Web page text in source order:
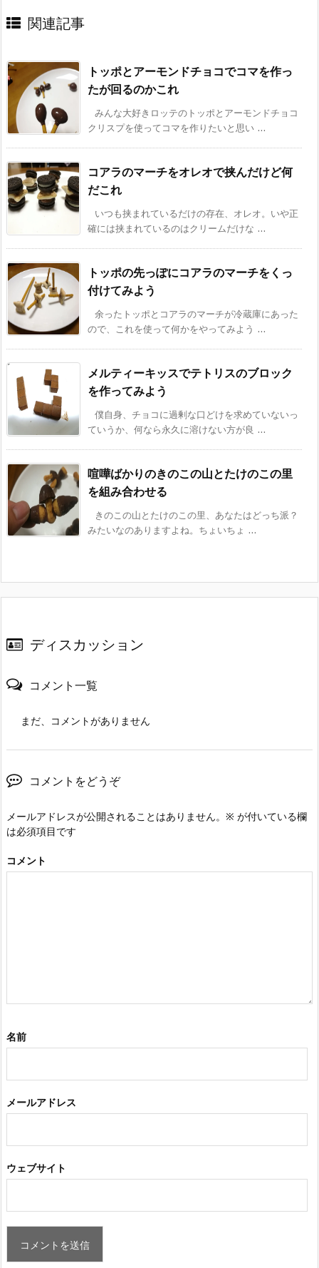
関連記事
トッポとアーモンドチョコでコマを作っ
たが回るのかこれ
みんな大好きロッテのトッポとアーモンドチョコ
クリスプを使ってコマを作りたいと思い ...
コアラのマーチをオレオで挟んだけど何
だこれ
いつも挟まれているだけの存在、オレオ。いや正
確には挟まれているのはクリームだけな ...
トッポの先っぽにコアラのマーチをくっ
付けてみよう
余ったトッポとコアラのマーチが冷蔵庫にあった
ので、これを使って何かをやってみよう ...
メルティーキッスでテトリスのブロック
を作ってみよう
僕自身、チョコに過剰な口どけを求めていないっ
ていうか、何なら永久に溶けない方が良 ...
喧嘩ばかりのきのこの山とたけのこの里
を組み合わせる
きのこの山とたけのこの里、あなたはどっち派？
みたいなのありますよね。ちょいちょ ...
ディスカッション
コメント一覧
まだ、コメントがありません
コメントをどうぞ
メールアドレスが公開されることはありません。 ※ が付いている欄
は必須項目です
コメント
名前
メールアドレス
ウェブサイト